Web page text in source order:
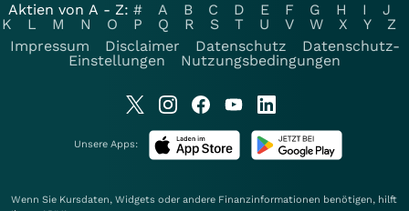
Aktien von A - Z: # A B C D E F G H I
J
K
L M N O P Q R S T U V W X Y
Z
Impressum
Disclaimer Datenschutz
Datenschutz-
Einstellungen
Nutzungsbedingungen
Unsere Apps:
Wenn Sie Kursdaten, Widgets oder andere Finanzinformationen benötigen, hilft